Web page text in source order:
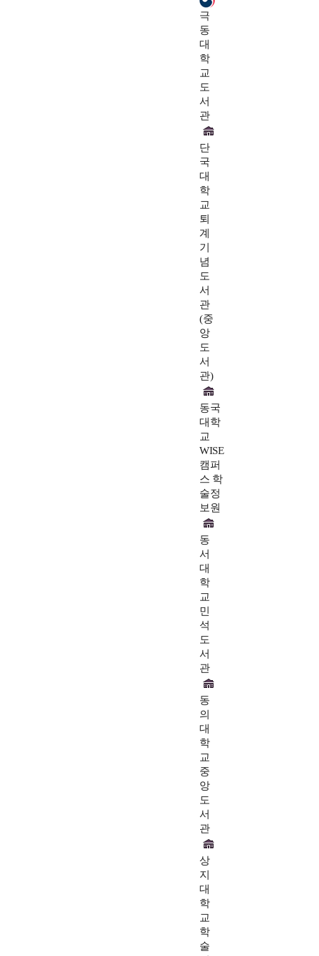
극
동
대
학
교
도
서
관
단
국
대
학
교
퇴
계
기
념
도
서
관
(중
앙
도
서
관)
동국
대학
교
WISE
캠퍼
스 학
술정
보원
동
서
대
학
교
민
석
도
서
관
동
의
대
학
교
중
앙
도
서
관
상
지
대
학
교
학
술